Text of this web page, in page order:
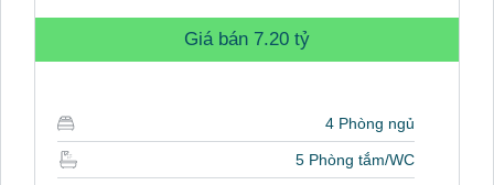
Giá bán 7.20 tỷ
4 Phòng ngủ
5 Phòng tắm/WC